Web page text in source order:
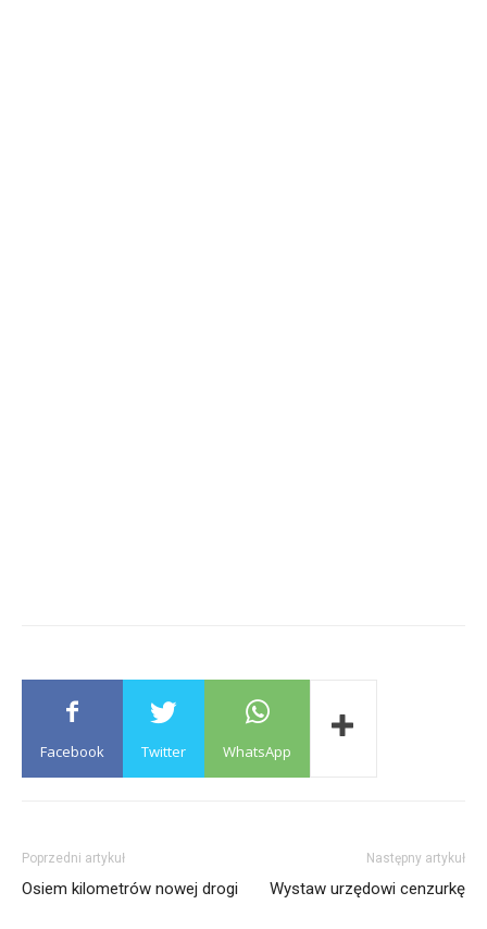
Facebook Twitter WhatsApp
Poprzedni artykuł
Osiem kilometrów nowej drogi
Następny artykuł
Wystaw urzędowi cenzurkę